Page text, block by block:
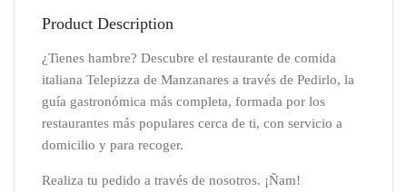
Product Description
¿Tienes hambre? Descubre el restaurante de comida
italiana Telepizza de Manzanares a través de Pedirlo, la
guía gastronómica más completa, formada por los
restaurantes más populares cerca de ti, con servicio a
domicilio y para recoger.
Realiza tu pedido a través de nosotros. ¡Ñam!